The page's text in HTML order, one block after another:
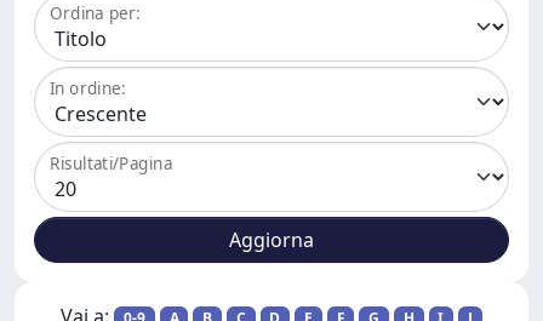
Ordina per:
In ordine:
Risultati/Pagina